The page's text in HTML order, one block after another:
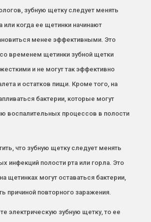
зубную щетку следует менять
когда ее щетинки начинают
менее эффективными. Это
временем щетинки зубной щетки
и не могут так эффективно
и остатков пищи. Кроме того, на
бактерии, которые могут
воспалительных процессов в полости
что зубную щетку следует менять
инфекций полости рта или горла. Это
щетинках могут оставаться бактерии,
причиной повторного заражения.
электрическую зубную щетку, то ее